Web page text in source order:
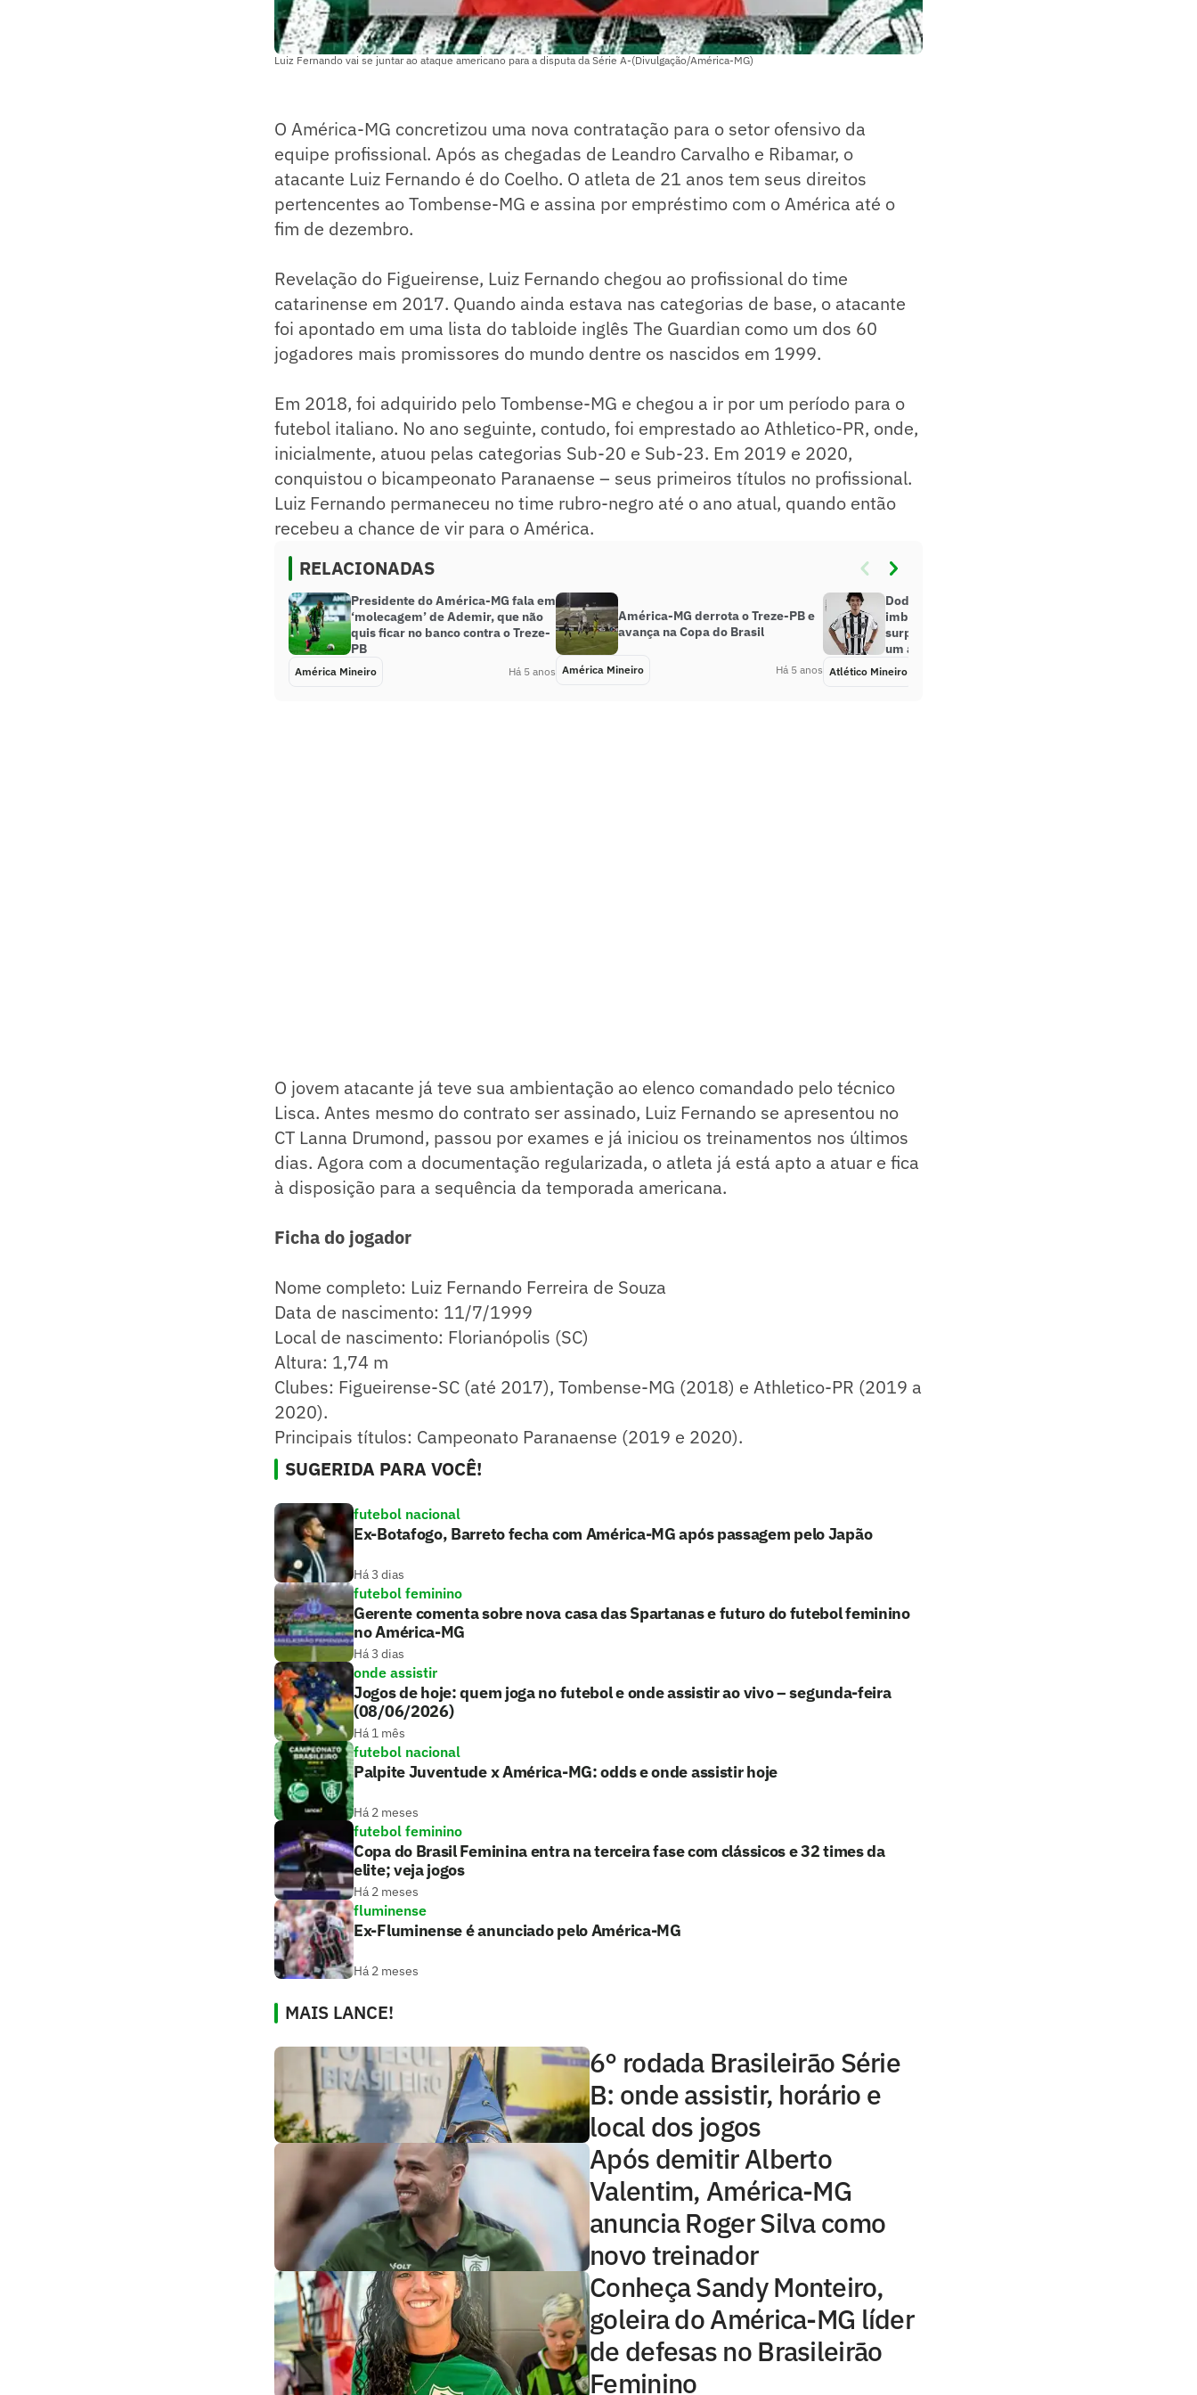
Luiz Fernando vai se juntar ao ataque americano para a disputa da Série A-(Divulgação/América-MG)
O América-MG concretizou uma nova contratação para o setor ofensivo da
equipe profissional. Após as chegadas de Leandro Carvalho e Ribamar, o
atacante Luiz Fernando é do Coelho. O atleta de 21 anos tem seus direitos
pertencentes ao Tombense-MG e assina por empréstimo com o América até o
fim de dezembro.
Revelação do Figueirense, Luiz Fernando chegou ao profissional do time
catarinense em 2017. Quando ainda estava nas categorias de base, o atacante
foi apontado em uma lista do tabloide inglês The Guardian como um dos 60
jogadores mais promissores do mundo dentre os nascidos em 1999.
Em 2018, foi adquirido pelo Tombense-MG e chegou a ir por um período para o
futebol italiano. No ano seguinte, contudo, foi emprestado ao Athletico-PR, onde,
inicialmente, atuou pelas categorias Sub-20 e Sub-23. Em 2019 e 2020,
conquistou o bicampeonato Paranaense – seus primeiros títulos no profissional.
Luiz Fernando permaneceu no time rubro-negro até o ano atual, quando então
recebeu a chance de vir para o América.
RELACIONADAS
Presidente do América-MG fala em
‘molecagem’ de Ademir, que não
quis ficar no banco contra o Treze-
PB
América Mineiro Há 5 anos
América-MG derrota o Treze-PB e
avança na Copa do Brasil
América Mineiro Há 5 anos
Dodô comenta momento difícil em
imbróglio com o Cruzeiro e se
surpreende com boa forma após
um ano parado
Atlético Mineiro
O jovem atacante já teve sua ambientação ao elenco comandado pelo técnico
Lisca. Antes mesmo do contrato ser assinado, Luiz Fernando se apresentou no
CT Lanna Drumond, passou por exames e já iniciou os treinamentos nos últimos
dias. Agora com a documentação regularizada, o atleta já está apto a atuar e fica
à disposição para a sequência da temporada americana.
Ficha do jogador
Nome completo: Luiz Fernando Ferreira de Souza
Data de nascimento: 11/7/1999
Local de nascimento: Florianópolis (SC)
Altura: 1,74 m
Clubes: Figueirense-SC (até 2017), Tombense-MG (2018) e Athletico-PR (2019 a
2020).
Principais títulos: Campeonato Paranaense (2019 e 2020).
SUGERIDA PARA VOCÊ!
futebol nacional
Ex-Botafogo, Barreto fecha com América-MG após passagem pelo Japão
Há 3 dias
futebol feminino
Gerente comenta sobre nova casa das Spartanas e futuro do futebol feminino
no América-MG
Há 3 dias
onde assistir
Jogos de hoje: quem joga no futebol e onde assistir ao vivo – segunda-feira
(08/06/2026)
Há 1 mês
futebol nacional
Palpite Juventude x América-MG: odds e onde assistir hoje
Há 2 meses
futebol feminino
Copa do Brasil Feminina entra na terceira fase com clássicos e 32 times da
elite; veja jogos
Há 2 meses
fluminense
Ex-Fluminense é anunciado pelo América-MG
Há 2 meses
MAIS LANCE!
6° rodada Brasileirão Série
B: onde assistir, horário e
local dos jogos
Após demitir Alberto
Valentim, América-MG
anuncia Roger Silva como
novo treinador
Conheça Sandy Monteiro,
goleira do América-MG líder
de defesas no Brasileirão
Feminino